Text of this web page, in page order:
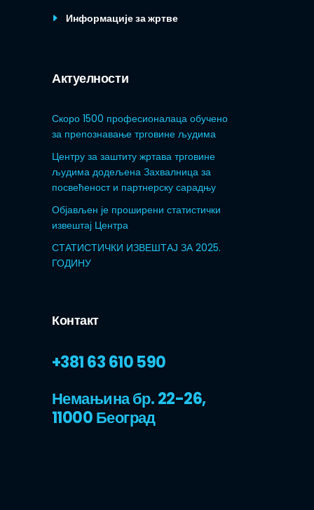
Информације за жртве
Актуелности
Скоро 1500 професионалаца обучено
за препознавање трговине људима
Центру за заштиту жртава трговине
људима додељена Захвалница за
посвећеност и партнерску сарадњу
Објављен је проширени статистички
извештај Центра
СТАТИСТИЧКИ ИЗВЕШТАЈ ЗА 2025.
ГОДИНУ
Контакт
+381 63 610 590
Немањина бр. 22-26,
11000 Београд